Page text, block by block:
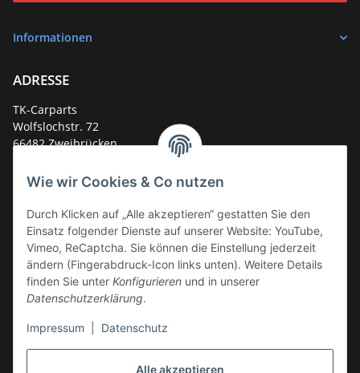
Alle akzeptieren
Wie wir Cookies & Co nutzen
Durch Klicken auf „Alle akzeptieren“ gestatten Sie den
Einsatz folgender Dienste auf unserer Website: YouTube,
Vimeo, ReCaptcha. Sie können die Einstellung jederzeit
ändern (Fingerabdruck-Icon links unten). Weitere Details
finden Sie unter Konfigurieren und in unserer
Datenschutzerklärung.
Impressum Datenschutz
Informationen
ADRESSE
TK-Carparts
Wolfslochstr. 72
66482 Zweibrücken
Service-Hotline +49 (0)6332 - 48 58 48
E-Mail:mail@tk-carparts.de
Montag-Donnerstag von 13 bis 16 Uhr